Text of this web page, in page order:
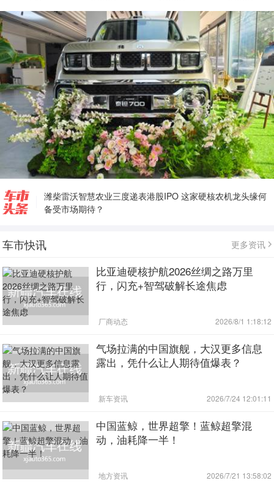
潍柴雷沃智慧农业三度递表港股IPO 这家硬核农机龙头缘何
备受市场期待？
三
车市快讯 更多资讯
比亚迪硬核护航2026丝绸之路万里
行，闪充+智驾破解长途焦虑
厂商动态 2026/8/1 1:18:12
气场拉满的中国旗舰，大汉更多信息
露出，凭什么让人期待值爆表？
新车资讯 2026/7/24 12:01:11
中国蓝鲸，世界超擎！蓝鲸超擎混
动，油耗降一半！
地方资讯 2026/7/21 13:58:02